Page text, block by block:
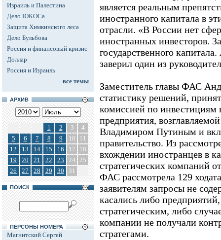
Израиль и Палестина
Дело ЮКОСа
Защита Химкинского леса
Дело Бульбова
Россия и финансовый кризис
Доллар
Россия и Израиль
все темы
АРХИВ
1 2 3
4
5
6 7 8 9 10
11
12
13 14 15 16 17
18
19
20 21 22 23 24 25
26
27 28 29 30 31
ПОИСК
ПЕРСОНЫ НОМЕРА
Магнитский Сергей
является реальным
иностранного капитала в
отрасли. «В России нет
иностранных инвесторов.
государственного
заверил один из
Заместитель главы ФАС
статистику решений,
комиссией по инвестициям
предприятия,
Владимиром Путиным и
правительство. Из
вхождении иностранцев в
стратегических компаний
ФАС рассмотрела 129
заявителям запросы не
касались либо
стратегическим, либо
компании не получали
стратегами.